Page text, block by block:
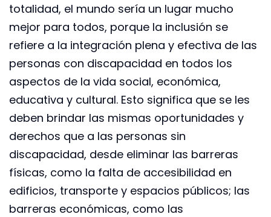
totalidad, el mundo sería un lugar mucho
mejor para todos, porque la inclusión se
refiere a la integración plena y efectiva de las
personas con discapacidad en todos los
aspectos de la vida social, económica,
educativa y cultural. Esto significa que se les
deben brindar las mismas oportunidades y
derechos que a las personas sin
discapacidad, desde eliminar las barreras
físicas, como la falta de accesibilidad en
edificios, transporte y espacios públicos; las
barreras económicas, como las